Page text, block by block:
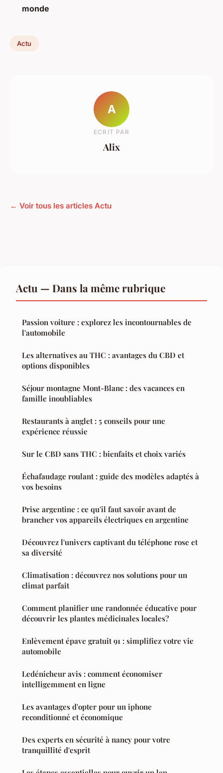
monde
Actu
A
ECRIT PAR
Alix
← Voir tous les articles Actu
Actu — Dans la même rubrique
Passion voiture : explorez les incontournables de
l'automobile
Les alternatives au THC : avantages du CBD et
options disponibles
Séjour montagne Mont-Blanc : des vacances en
famille inoubliables
Restaurants à anglet : 5 conseils pour une
expérience réussie
Sur le CBD sans THC : bienfaits et choix variés
Échafaudage roulant : guide des modèles adaptés à
vos besoins
Prise argentine : ce qu'il faut savoir avant de
brancher vos appareils électriques en argentine
Découvrez l'univers captivant du téléphone rose et
sa diversité
Climatisation : découvrez nos solutions pour un
climat parfait
Comment planifier une randonnée éducative pour
découvrir les plantes médicinales locales?
Enlèvement épave gratuit 91 : simplifiez votre vie
automobile
Ledénicheur avis : comment économiser
intelligemment en ligne
Les avantages d'opter pour un iphone
reconditionné et économique
Des experts en sécurité à nancy pour votre
tranquillité d'esprit